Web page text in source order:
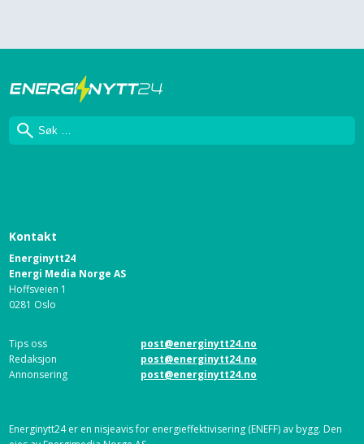
Søk
Kontakt
Energinytt24
Energi Media Norge AS
Hoffsveien 1
0281 Oslo
Tips oss
post@energinytt24.no
Redaksjon
post@energinytt24.no
Annonsering
post@energinytt24.no
Energinytt24 er en nisjeavis for energieffektivisering (ENEFF) av bygg. Den